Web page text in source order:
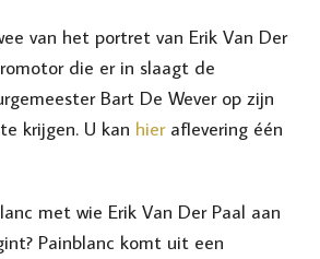
van het portret van Erik Van Der
die er in slaagt de
Bart De Wever op zijn
krijgen. U kan hier aflevering één
met wie Erik Van Der Paal aan
Painblanc komt uit een